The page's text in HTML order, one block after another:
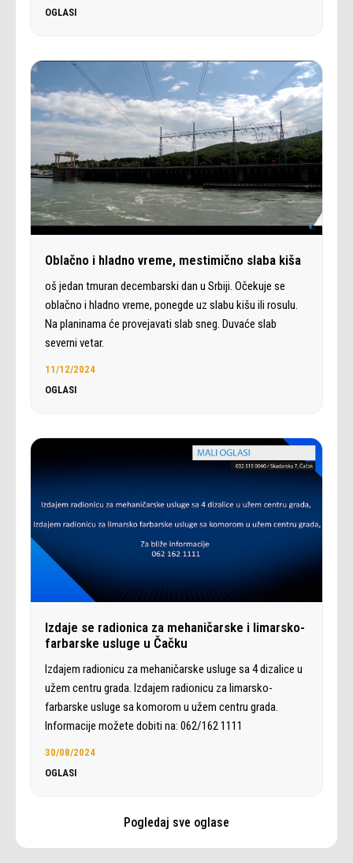
OGLASI
Oblačno i hladno vreme, mestimično slaba kiša
oš jedan tmuran decembarski dan u Srbiji. Očekuje se
oblačno i hladno vreme, ponegde uz slabu kišu ili rosulu.
Na planinama će provejavati slab sneg. Duvaće slab
severni vetar.
11/12/2024
OGLASI
Izdaje se radionica za mehaničarske i limarsko-
farbarske usluge u Čačku
Izdajem radionicu za mehaničarske usluge sa 4 dizalice u
užem centru grada. Izdajem radionicu za limarsko-
farbarske usluge sa komorom u užem centru grada.
Informacije možete dobiti na: 062/162 1111
30/08/2024
OGLASI
Pogledaj sve oglase